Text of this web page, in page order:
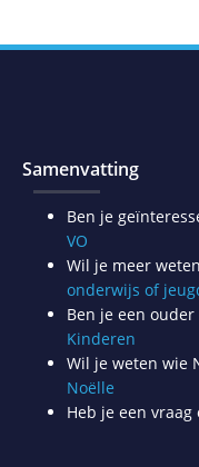
Samenvatting
Ben je
VO
Wil je meer
onderwijs of
Ben je een
Kinderen
Wil je weten wie
Noëlle
Heb je een vraag